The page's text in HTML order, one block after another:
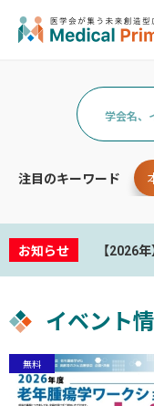
注目のキーワード
お知らせ
イベント
無料